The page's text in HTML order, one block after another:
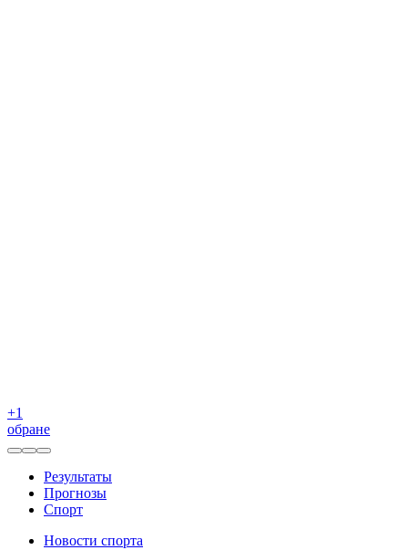
+1
обране
Результаты
Прогнозы
Спорт
Новости спорта